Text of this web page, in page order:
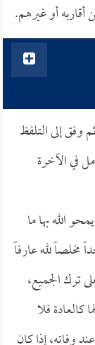
أو غيرهم.
وفق إلى التلفظ
في الآخرة
الله بها ما
مخلصاً لله عارفاً
ترك الجميع،
فلا